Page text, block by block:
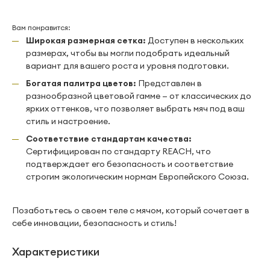
Вам понравится:
Широкая размерная сетка: Доступен в нескольких
размерах, чтобы вы могли подобрать идеальный
вариант для вашего роста и уровня подготовки.
Богатая палитра цветов: Представлен в
разнообразной цветовой гамме — от классических до
ярких оттенков, что позволяет выбрать мяч под ваш
стиль и настроение.
Соответствие стандартам качества:
Сертифицирован по стандарту REACH, что
подтверждает его безопасность и соответствие
строгим экологическим нормам Европейского Союза.
Позаботьтесь о своем теле с мячом, который сочетает в
себе инновации, безопасность и стиль!
Характеристики